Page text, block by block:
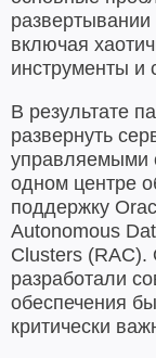
развертывании
включая
инструменты и
В результате
развернуть
управляемыми
одном центре
поддержку
Autonomous
Clusters (RAC).
разработали
обеспечения
критически